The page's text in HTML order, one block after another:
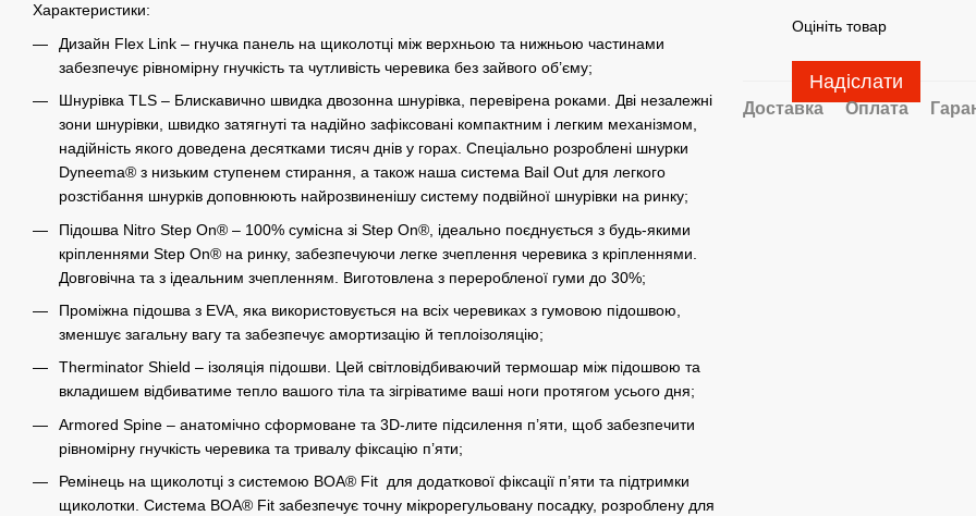
Характеристики:
Дизайн Flex Link – гнучка панель на щиколотці між верхньою та нижньою частинами
забезпечує рівномірну гнучкість та чутливість черевика без зайвого об’єму;
Шнурівка TLS – Блискавично швидка двозонна шнурівка, перевірена роками. Дві незалежні
зони шнурівки, швидко затягнуті та надійно зафіксовані компактним і легким механізмом,
надійність якого доведена десятками тисяч днів у горах. Спеціально розроблені шнурки
Dyneema® з низьким ступенем стирання, а також наша система Bail Out для легкого
розстібання шнурків доповнюють найрозвиненішу систему подвійної шнурівки на ринку;
Підошва Nitro Step On® – 100% сумісна зі Step On®, ідеально поєднується з будь-якими
кріпленнями Step On® на ринку, забезпечуючи легке зчеплення черевика з кріпленнями.
Довговічна та з ідеальним зчепленням. Виготовлена ​​з переробленої гуми до 30%;
Проміжна підошва з EVA, яка використовується на всіх черевиках з гумовою підошвою,
зменшує загальну вагу та забезпечує амортизацію й теплоізоляцію;
Therminator Shield – ізоляція підошви. Цей світловідбиваючий термошар між підошвою та
вкладишем відбиватиме тепло вашого тіла та зігріватиме ваші ноги протягом усього дня;
Armored Spine – анатомічно сформоване та 3D-лите підсилення п’яти, щоб забезпечити
рівномірну гнучкість черевика та тривалу фіксацію п’яти;
Ремінець на щиколотці з системою BOA® Fit для додаткової фіксації п’яти та підтримки
щиколотки. Система BOA® Fit забезпечує точну мікрорегульовану посадку, розроблену для
Оцініть товар
Надіслати
Доставка Оплата